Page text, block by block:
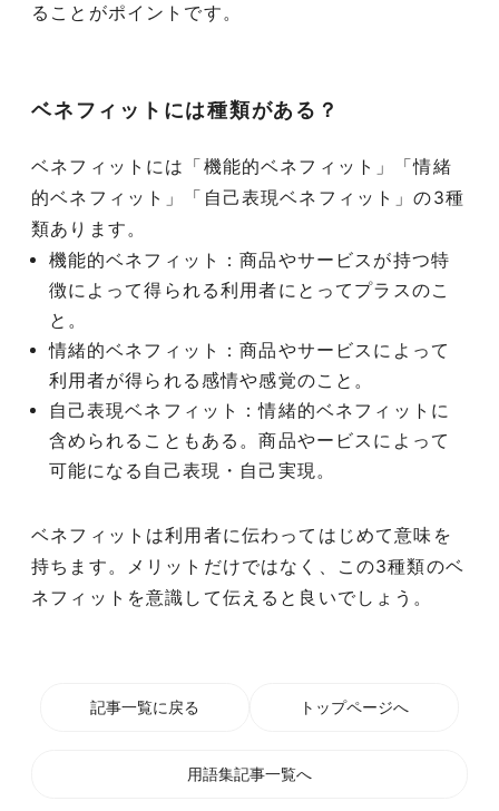
ることがポイントです。
ベネフィットには種類がある？
ベネフィットには「機能的ベネフィット」「情緒
的ベネフィット」「自己表現ベネフィット」の3種
類あります。
機能的ベネフィット：商品やサービスが持つ特
徴によって得られる利用者にとってプラスのこ
と。
情緒的ベネフィット：商品やサービスによって
利用者が得られる感情や感覚のこと。
自己表現ベネフィット：情緒的ベネフィットに
含められることもある。商品やービスによって
可能になる自己表現・自己実現。
ベネフィットは利用者に伝わってはじめて意味を
持ちます。メリットだけではなく、この3種類のベ
ネフィットを意識して伝えると良いでしょう。
記事一覧に戻る トップページへ
用語集記事一覧へ